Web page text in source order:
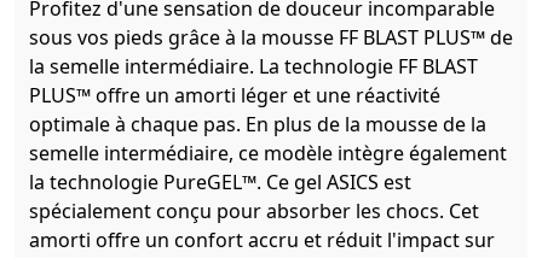
Profitez d'une sensation de douceur incomparable
sous vos pieds grâce à la mousse FF BLAST PLUS™ de
la semelle intermédiaire. La technologie FF BLAST
PLUS™ offre un amorti léger et une réactivité
optimale à chaque pas. En plus de la mousse de la
semelle intermédiaire, ce modèle intègre également
la technologie PureGEL™. Ce gel ASICS est
spécialement conçu pour absorber les chocs. Cet
amorti offre un confort accru et réduit l'impact sur